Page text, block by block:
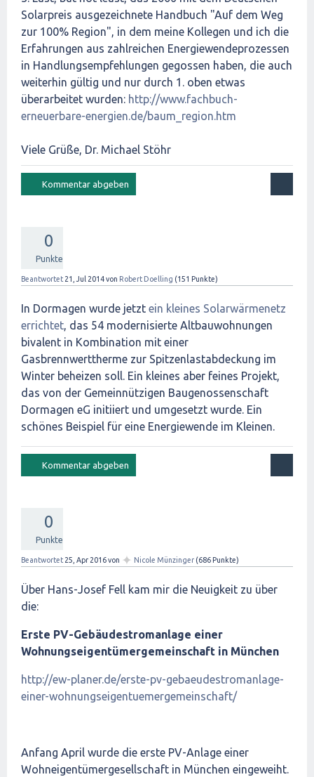
Solarpreis ausgezeichnete Handbuch "Auf dem Weg
zur 100% Region", in dem meine Kollegen und ich die
Erfahrungen aus zahlreichen Energiewendeprozessen
in Handlungsempfehlungen gegossen haben, die auch
weiterhin gültig und nur durch 1. oben etwas
überarbeitet wurden: http://www.fachbuch-
erneuerbare-energien.de/baum_region.htm
Viele Grüße, Dr. Michael Stöhr
0
Punkte
Beantwortet 21, Jul 2014von Robert Doelling (151 Punkte)
In Dormagen wurde jetzt ein kleines Solarwärmenetz
errichtet, das 54 modernisierte Altbauwohnungen
bivalent in Kombination mit einer
Gasbrennwerttherme zur Spitzenlastabdeckung im
Winter beheizen soll. Ein kleines aber feines Projekt,
das von der Gemeinnützigen Baugenossenschaft
Dormagen eG initiiert und umgesetzt wurde. Ein
schönes Beispiel für eine Energiewende im Kleinen.
0
Punkte
Beantwortet 25, Apr 2016von ✦ Nicole Münzinger (686 Punkte)
Über Hans-Josef Fell kam mir die Neuigkeit zu über
die:
Erste PV-Gebäudestromanlage einer
Wohnungseigentümergemeinschaft in München
http://ew-planer.de/erste-pv-gebaeudestromanlage-
einer-wohnungseigentuemergemeinschaft/
Anfang April wurde die erste PV-Anlage einer
Wohneigentümergesellschaft in München eingeweiht.